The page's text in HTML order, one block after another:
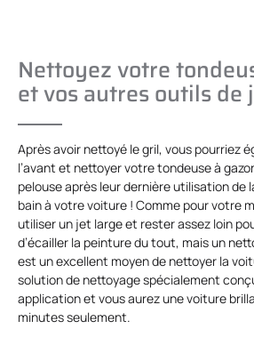
Nettoyez votre
et vos autres outils de
Après avoir nettoyé le gril, vous pourriez
l’avant et nettoyer votre tondeuse à
pelouse après leur dernière utilisation de
bain à votre voiture ! Comme pour votre
utiliser un jet large et rester assez loin
d’écailler la peinture du tout, mais un
est un excellent moyen de nettoyer la
solution de nettoyage spécialement
application et vous aurez une voiture
minutes seulement.